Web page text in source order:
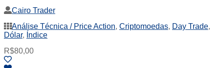
Cairo Trader
Análise Técnica / Price Action, Criptomoedas, Day Trade,
Dólar, Índice
R$80,00